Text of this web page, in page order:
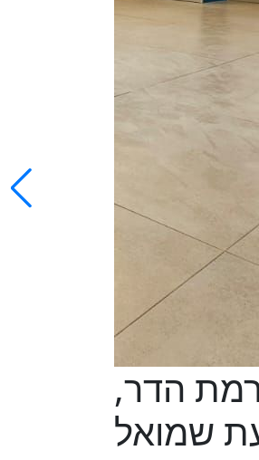
רמת הדר,
שמואל